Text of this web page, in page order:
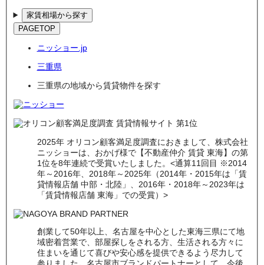
家賃相場から探す
PAGETOP
ニッショー.jp
三重県
三重県の地域から賃貸物件を探す
2025年 オリコン顧客満足度調査におきまして、株式会社
ニッショーは、おかげ様で【不動産仲介 賃貸 東海】の第
1位を8年連続で受賞いたしました。<通算11回目 ※2014
年～2016年、2018年～2025年（2014年・2015年は「賃
貸情報店舗 中部・北陸」、2016年・2018年～2023年は
「賃貸情報店舗 東海」での受賞）>
創業して50年以上、名古屋を中心とした東海三県にて地
域密着営業で、部屋探しをされる方、生活される方々に
住まいを通じて喜びや安心感を提供できるよう尽力して